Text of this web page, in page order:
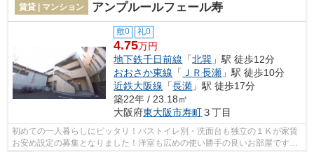
賃貸 | マンション アンプルールフェール寿
敷0 礼0
4.75万円
地下鉄千日前線 「北巽 」駅 徒歩12分
おおさか東線 「 ＪＲ長瀬 」駅 徒歩10分
近鉄大阪線 「長瀬 」駅 徒歩17分
築22年 / 23.18㎡
大阪府東大阪市寿町３丁目
初めての一人暮らしにピッタリ！バストイレ別・洗面台も独立の１Ｋが家賃
お安め設定の募集となりました！洋室も広めの使い勝手の良いお部屋です！